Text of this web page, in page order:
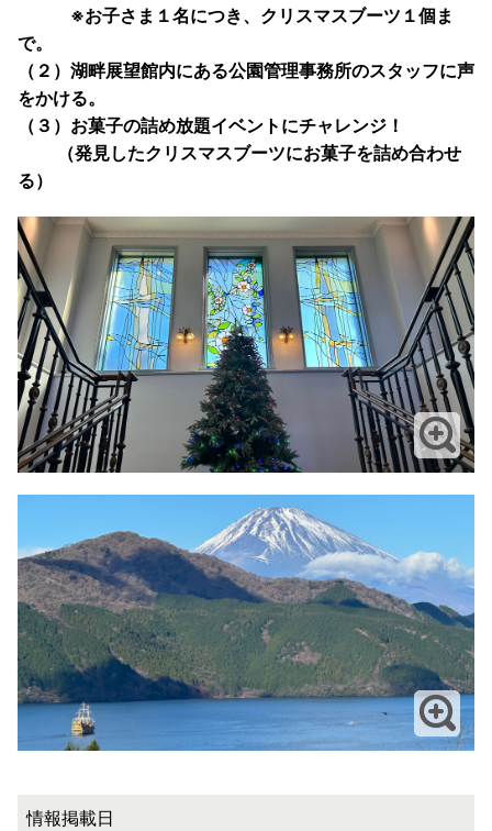
※お子さま１名につき、クリスマスブーツ１個ま
で。
（２）湖畔展望館内にある公園管理事務所のスタッフに声
をかける。
（３）お菓子の詰め放題イベントにチャレンジ！
（発見したクリスマスブーツにお菓子を詰め合わせ
る）
情報掲載日